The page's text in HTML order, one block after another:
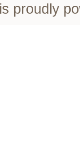
proudly